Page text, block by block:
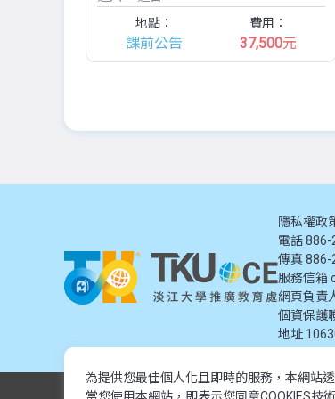
地點：
課前公告
費用：
37,500元
隱私權政
電話
傳真
服務信箱
網頁負責
個資保護
地址
© 2024 淡江大學推廣教育處. 版權所有。本網站內容由
為提供您最佳個人化且即時的服務，本網站